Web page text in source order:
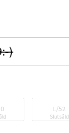
)
L/52
Slutsåld